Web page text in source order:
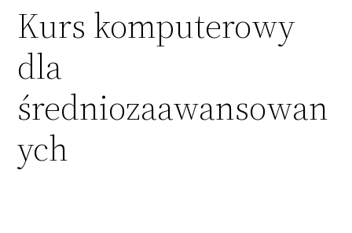
Kurs komputerowy
dla
średniozaawansowan
ych